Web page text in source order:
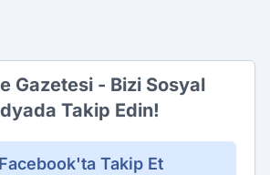
Gazetesi - Bizi Sosyal
Takip Edin!
Facebook'ta Takip Et